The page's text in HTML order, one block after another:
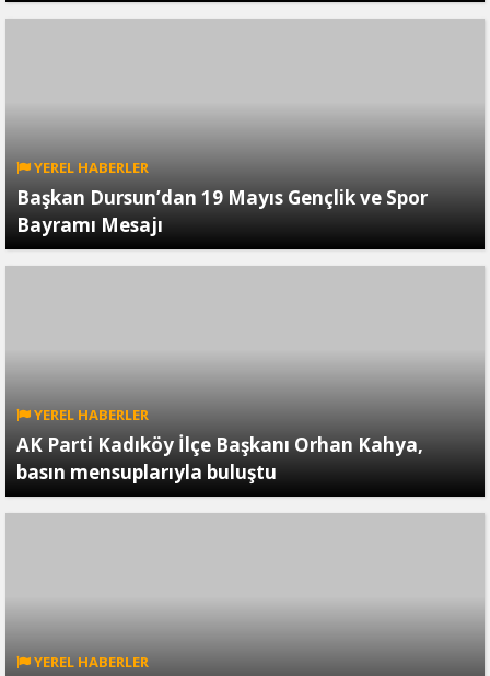
YEREL HABERLER
Başkan Dursun’dan 19 Mayıs Gençlik ve Spor
Bayramı Mesajı
YEREL HABERLER
AK Parti Kadıköy İlçe Başkanı Orhan Kahya,
basın mensuplarıyla buluştu
YEREL HABERLER